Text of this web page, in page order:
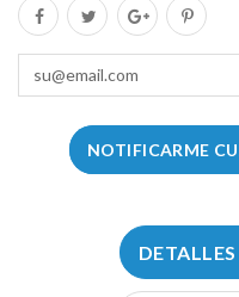
NOTIFICARME